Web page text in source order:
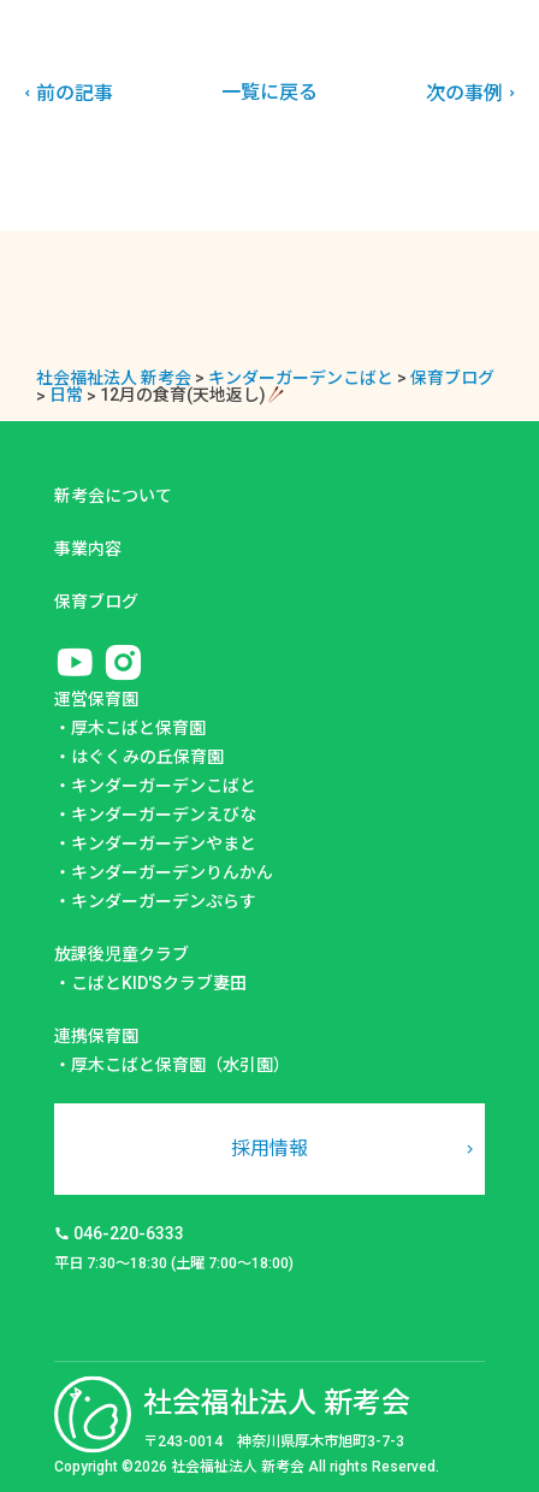
前の記事 一覧に戻る 次の事例
社会福祉法人 新考会 > キンダーガーデンこばと > 保育ブログ
> 日常 > 12月の食育(天地返し)
新考会について
事業内容
保育ブログ
運営保育園
・ 厚木こばと保育園
・ はぐくみの丘保育園
・ キンダーガーデンこばと
・ キンダーガーデンえびな
・ キンダーガーデンやまと
・ キンダーガーデンりんかん
・ キンダーガーデンぷらす
放課後児童クラブ
・ こばとKID'Sクラブ妻田
連携保育園
・ 厚木こばと保育園（水引園）
採用情報
046-220-6333
平日 7:30～18:30 (土曜 7:00～18:00)
社会福祉法人 新考会
〒243-0014 神奈川県厚木市旭町3-7-3
Copyright ©2026 社会福祉法人 新考会 All rights Reserved.